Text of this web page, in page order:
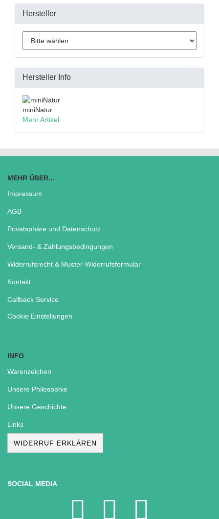
Hersteller
Hersteller Info
miniNatur
Mehr Artikel
MEHR ÜBER...
Impressum
AGB
Privatsphäre und Datenschutz
Versand- & Zahlungsbedingungen
Widerrufsrecht & Muster-Widerrufsformular
Kontakt
Callback Service
Cookie Einstellungen
INFO
Warenzeichen
Unsere Philosophie
Unsere Geschichte
Links
WIDERRUF ERKLÄREN
SOCIAL MEDIA